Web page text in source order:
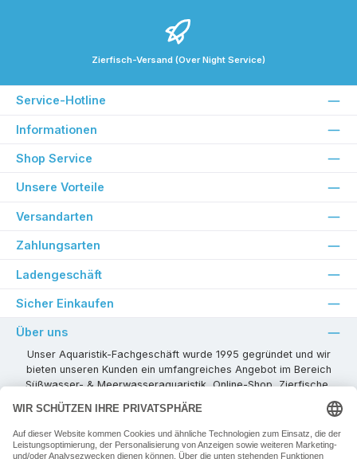
Zierfisch-Versand (Over Night Service)
Service-Hotline
Informationen
Shop Service
Unsere Vorteile
Versandarten
Zahlungsarten
Ladengeschäft
Sicher Einkaufen
Über uns
Unser Aquaristik-Fachgeschäft wurde 1995 gegründet und wir
bieten unseren Kunden ein umfangreiches Angebot im Bereich
Süßwasser- & Meerwasseraquaristik, Online-Shop, Zierfische,
Pflanzen, Aquarienkombinationen, Technikzubehör usw. ! Als
kompetenter Aquaristik-Fachhandelspartner stehen wir Ihnen für
alle Ihre Projekte und Einrichtungs- oder Besatzwünsche zur
Verfügung!